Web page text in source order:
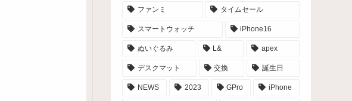
ファンミ タイムセール
スマートウォッチ iPhone16
ぬいぐるみ L& apex
デスクマット 交換 誕生日
NEWS 2023 GPro iPhone